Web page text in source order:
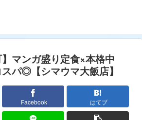
】マンガ盛り定食×本格中
パ◎【シマウマ大飯店】
Facebook はてブ